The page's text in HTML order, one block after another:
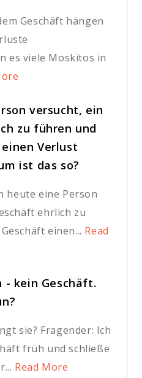
Geschäft hängen
es viele Moskitos in
versucht, ein
zu führen und
Verlust
ist das so?
heute eine Person
ehrlich zu
einen... Read
- kein Geschäft.
sie? Fragender: Ich
früh und schließe
Read More